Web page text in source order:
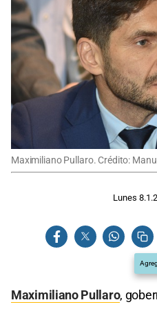
Maximiliano Pullaro. Crédito:
Lunes
Maximiliano Pullaro,